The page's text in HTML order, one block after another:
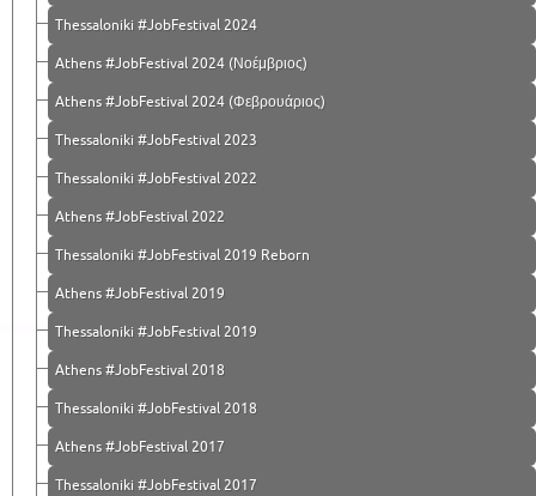
Thessaloniki #JobFestival 2024
Athens #JobFestival 2024 (Νοέμβριος)
Athens #JobFestival 2024 (Φεβρουάριος)
Thessaloniki #JobFestival 2023
Thessaloniki #JobFestival 2022
Athens #JobFestival 2022
Thessaloniki #JobFestival 2019 Reborn
Athens #JobFestival 2019
Thessaloniki #JobFestival 2019
Athens #JobFestival 2018
Thessaloniki #JobFestival 2018
Athens #JobFestival 2017
Τhessaloniki #JobFestival 2017